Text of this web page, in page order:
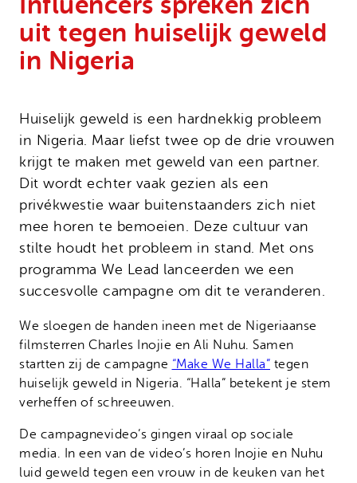
uit tegen huiselijk geweld
in Nigeria
Huiselijk geweld is een hardnekkig probleem
in Nigeria. Maar liefst twee op de drie vrouwen
krijgt te maken met geweld van een partner.
Dit wordt echter vaak gezien als een
privékwestie waar buitenstaanders zich niet
mee horen te bemoeien. Deze cultuur van
stilte houdt het probleem in stand. Met ons
programma We Lead lanceerden we een
succesvolle campagne om dit te veranderen.
We sloegen de handen ineen met de Nigeriaanse
filmsterren Charles Inojie en Ali Nuhu. Samen
startten zij de campagne “Make We Halla” tegen
huiselijk geweld in Nigeria. “Halla” betekent je stem
verheffen of schreeuwen.
De campagnevideo’s gingen viraal op sociale
media. In een van de video’s horen Inojie en Nuhu
luid geweld tegen een vrouw in de keuken van het
Noodfonds voor activisten
Onze successen
Jaarverslag
Veelgestelde vragen